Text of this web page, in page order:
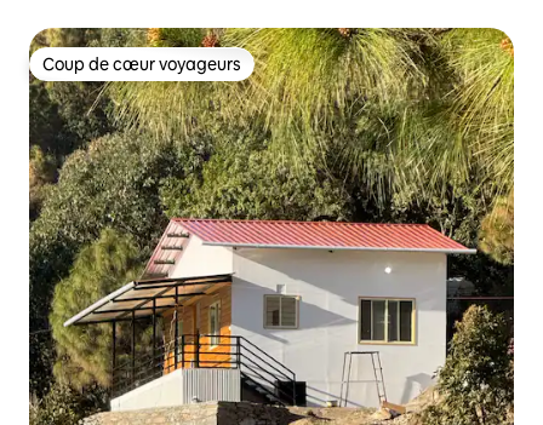
Coup de cœur voyageurs
Coup de cœur voyageurs